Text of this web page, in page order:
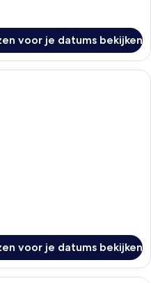
voor je datums bekijken
Een hotelkamer met een groot bed,
voor je datums bekijken